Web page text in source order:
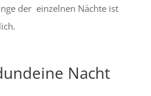
der einzelnen Nächte ist
Nacht